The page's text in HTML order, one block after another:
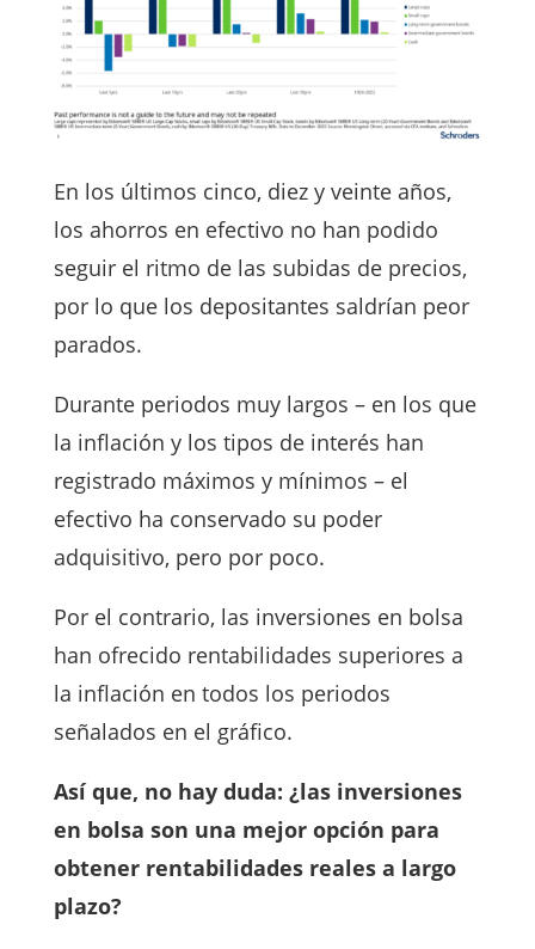
En los últimos cinco, diez y veinte años,
los ahorros en efectivo no han podido
seguir el ritmo de las subidas de precios,
por lo que los depositantes saldrían peor
parados.
Durante periodos muy largos – en los que
la inflación y los tipos de interés han
registrado máximos y mínimos – el
efectivo ha conservado su poder
adquisitivo, pero por poco.
Por el contrario, las inversiones en bolsa
han ofrecido rentabilidades superiores a
la inflación en todos los periodos
señalados en el gráfico.
Así que, no hay duda: ¿las inversiones
en bolsa son una mejor opción para
obtener rentabilidades reales a largo
plazo?